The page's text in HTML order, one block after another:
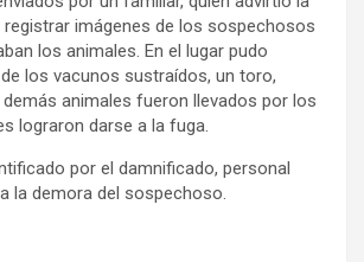
imágenes de los sospechosos
los animales. En el lugar pudo
los vacunos sustraídos, un toro,
animales fueron llevados por los
lograron darse a la fuga.
por el damnificado, personal
la demora del sospechoso.